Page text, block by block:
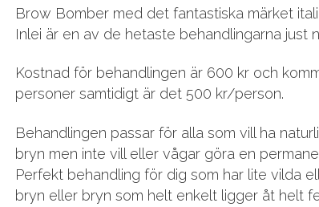
Brow Bomber med det fantastiska märket
Inlei är en av de hetaste behandlingarna just
Kostnad för behandlingen är 600 kr och
personer samtidigt är det 500 kr/person.
Behandlingen passar för alla som vill ha
bryn men inte vill eller vågar göra en
Perfekt behandling för dig som har lite vilda
bryn eller bryn som helt enkelt ligger åt helt